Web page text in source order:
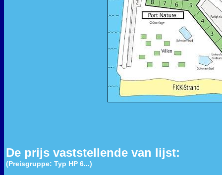
De prijs vaststellende van lijst:
(Preisgruppe: Typ HP 6...)